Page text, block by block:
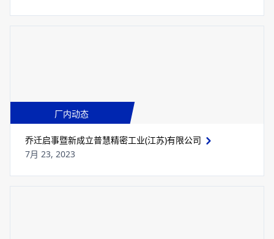
厂内动态
乔迁启事暨新成立普慧精密工业(江苏)有限公司
7月 23, 2023